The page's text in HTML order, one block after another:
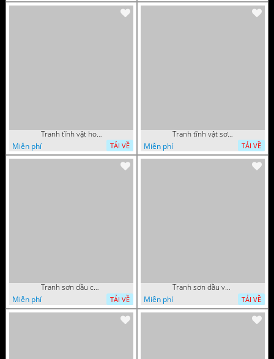
Tranh tĩnh vật hoa quả decor phòng khách in uv
Miễn phí
TẢI VỀ
Tranh tĩnh vật sơn dầu nước ngoài trang trí phòng bếp
Miễn phí
TẢI VỀ
Tranh sơn dầu chú nai trong vườn hoa decor tường in uv
Miễn phí
TẢI VỀ
Tranh sơn dầu vườn hoa bên dòng sông decor tường
Miễn phí
TẢI VỀ